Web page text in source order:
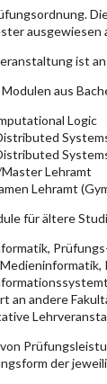
ist
aus
Logic
Lehramt
Lehramt
für ältere
an andere
der